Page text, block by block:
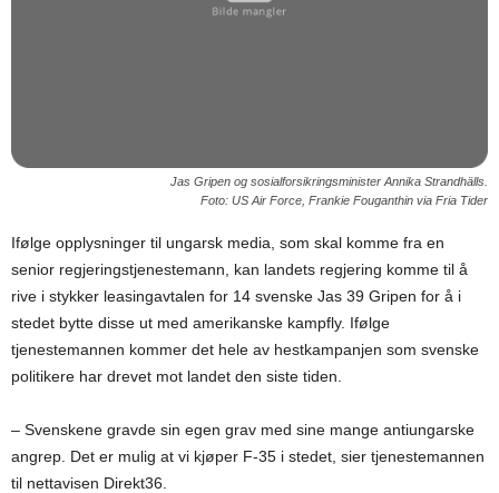
Jas Gripen og sosialforsikringsminister Annika Strandhälls.
Foto: US Air Force, Frankie Fouganthin via Fria Tider
Ifølge opplysninger til ungarsk media, som skal komme fra en
senior regjeringstjenestemann, kan landets regjering komme til å
rive i stykker leasingavtalen for 14 svenske Jas 39 Gripen for å i
stedet bytte disse ut med amerikanske kampfly. Ifølge
tjenestemannen kommer det hele av hestkampanjen som svenske
politikere har drevet mot landet den siste tiden.
– Svenskene gravde sin egen grav med sine mange antiungarske
angrep. Det er mulig at vi kjøper F-35 i stedet, sier tjenestemannen
til nettavisen Direkt36.